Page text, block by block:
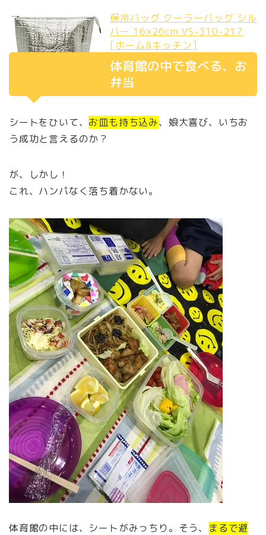
保冷バッグ クーラーバッグ シル
バー 16×26cm VS-310-217
[ホーム&キッチン]
体育館の中で食べる、お
弁当
シートをひいて、 お皿も持ち込み、娘大喜び、いちお
う成功と言えるのか？
が、しかし！
これ、ハンパなく落ち着かない。
体育館の中には、シートがみっちり。そう、 まるで避